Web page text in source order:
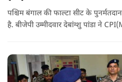
पश्चिम बंगाल की फाल्टा सीट के
है. बीजेपी उम्मीदवार देबांग्शु पांडा ने